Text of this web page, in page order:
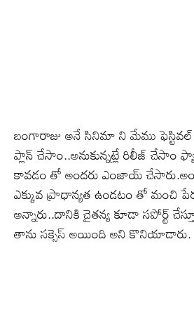
బంగారాజు అనే సినిమా ని మేము
ప్లాన్ చేసాం..అనుకున్నట్లే రిలీజ్ చేసాం
కావడం తో అందరు ఎంజాయ్
ఎక్కువ ప్రాధాన్యత ఉండటం తో మంచి
అన్నారు..దానికి చైతన్య కూడా సపోర్ట్
తాను సక్సెస్ అయింది అని కొనియాడారు.